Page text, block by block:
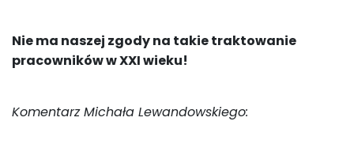
Nie ma naszej zgody na takie traktowanie
pracowników w XXI wieku!
Komentarz Michała Lewandowskiego: